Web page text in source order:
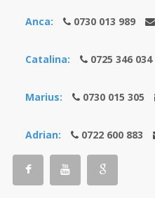
Anca: 0730 013 989
Catalina: 0725 346 034
Marius: 0730 015 305
Adrian: 0722 600 883